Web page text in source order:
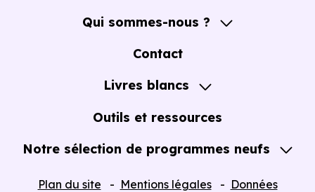
Qui sommes-nous ?
A propos
Contact
Livres blancs
Guide de l'Achat immobilier neuf en VEFA
Outils et ressources
Notre sélection de programmes neufs
Plan du site Mentions légales
Données